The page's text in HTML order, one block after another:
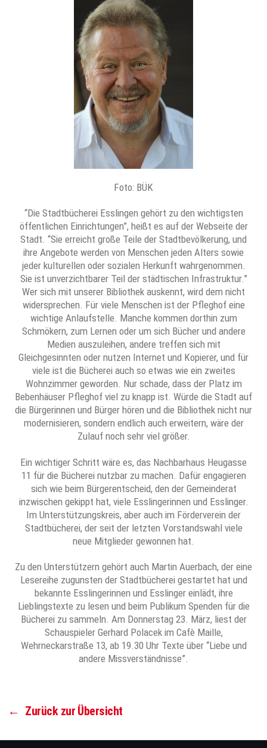
Foto: BÜK
“Die Stadtbücherei Esslingen gehört zu den wichtigsten
öffentlichen Einrichtungen”, heißt es auf der Webseite der
Stadt. “Sie erreicht große Teile der Stadtbevölkerung, und
ihre Angebote werden von Menschen jeden Alters sowie
jeder kulturellen oder sozialen Herkunft wahrgenommen.
Sie ist unverzichtbarer Teil der städtischen Infrastruktur.”
Wer sich mit unserer Bibliothek auskennt, wird dem nicht
widersprechen. Für viele Menschen ist der Pfleghof eine
wichtige Anlaufstelle. Manche kommen dorthin zum
Schmökern, zum Lernen oder um sich Bücher und andere
Medien auszuleihen, andere treffen sich mit
Gleichgesinnten oder nutzen Internet und Kopierer, und für
viele ist die Bücherei auch so etwas wie ein zweites
Wohnzimmer geworden. Nur schade, dass der Platz im
Bebenhäuser Pfleghof viel zu knapp ist. Würde die Stadt auf
die Bürgerinnen und Bürger hören und die Bibliothek nicht nur
modernisieren, sondern endlich auch erweitern, wäre der
Zulauf noch sehr viel größer.
Ein wichtiger Schritt wäre es, das Nachbarhaus Heugasse
11 für die Bücherei nutzbar zu machen. Dafür engagieren
sich wie beim Bürgerentscheid, den der Gemeinderat
inzwischen gekippt hat, viele Esslingerinnen und Esslinger.
Im Unterstützungskreis, aber auch im Förderverein der
Stadtbücherei, der seit der letzten Vorstandswahl viele
neue Mitglieder gewonnen hat.
Zu den Unterstützern gehört auch Martin Auerbach, der eine
Lesereihe zugunsten der Stadtbücherei gestartet hat und
bekannte Esslingerinnen und Esslinger einlädt, ihre
Lieblingstexte zu lesen und beim Publikum Spenden für die
Bücherei zu sammeln. Am Donnerstag 23. März, liest der
Schauspieler Gerhard Polacek im Cafè Maille,
Wehrneckarstraße 13, ab 19.30 Uhr Texte über “Liebe und
andere Missverständnisse”.
← Zurück zur Übersicht